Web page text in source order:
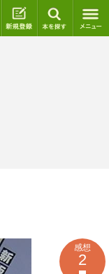
ログイン 新規登録
感想
2